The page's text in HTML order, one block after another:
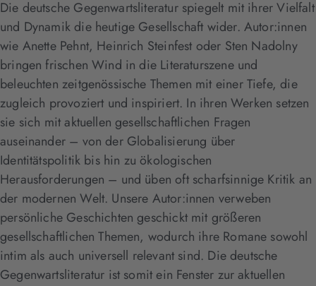
Die deutsche Gegenwartsliteratur spiegelt mit ihrer Vielfalt
und Dynamik die heutige Gesellschaft wider. Autor:innen
wie Anette Pehnt, Heinrich Steinfest oder Sten Nadolny
bringen frischen Wind in die Literaturszene und
beleuchten zeitgenössische Themen mit einer Tiefe, die
zugleich provoziert und inspiriert. In ihren Werken setzen
sie sich mit aktuellen gesellschaftlichen Fragen
auseinander – von der Globalisierung über
Identitätspolitik bis hin zu ökologischen
Herausforderungen – und üben oft scharfsinnige Kritik an
der modernen Welt. Unsere Autor:innen verweben
persönliche Geschichten geschickt mit größeren
gesellschaftlichen Themen, wodurch ihre Romane sowohl
intim als auch universell relevant sind. Die deutsche
Gegenwartsliteratur ist somit ein Fenster zur aktuellen